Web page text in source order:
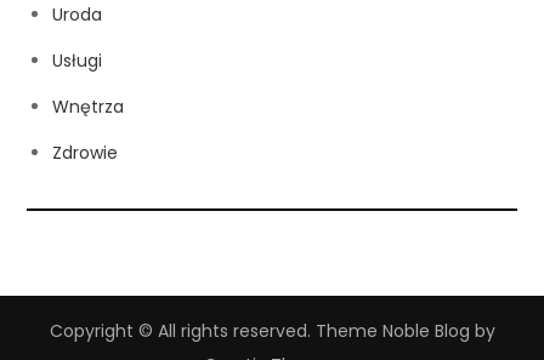
Uroda
Usługi
Wnętrza
Zdrowie
Copyright © All rights reserved. Theme Noble Blog by